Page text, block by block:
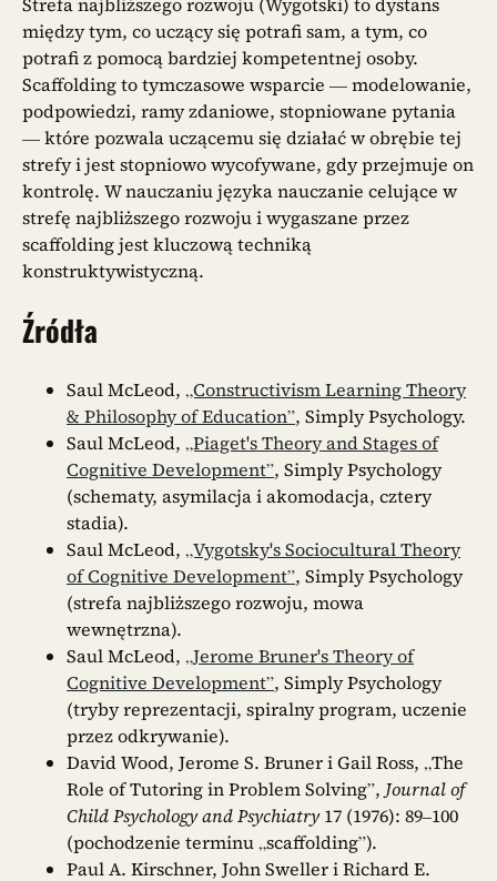
między tym, co uczący się potrafi sam, a tym, co
potrafi z pomocą bardziej kompetentnej osoby.
Scaffolding to tymczasowe wsparcie — modelowanie,
podpowiedzi, ramy zdaniowe, stopniowane pytania
— które pozwala uczącemu się działać w obrębie tej
strefy i jest stopniowo wycofywane, gdy przejmuje on
kontrolę. W nauczaniu języka nauczanie celujące w
strefę najbliższego rozwoju i wygaszane przez
scaffolding jest kluczową techniką
konstruktywistyczną.
Źródła
Saul McLeod, „Constructivism Learning Theory
& Philosophy of Education”, Simply Psychology.
Saul McLeod, „Piaget's Theory and Stages of
Cognitive Development”, Simply Psychology
(schematy, asymilacja i akomodacja, cztery
stadia).
Saul McLeod, „Vygotsky's Sociocultural Theory
of Cognitive Development”, Simply Psychology
(strefa najbliższego rozwoju, mowa
wewnętrzna).
Saul McLeod, „Jerome Bruner's Theory of
Cognitive Development”, Simply Psychology
(tryby reprezentacji, spiralny program, uczenie
przez odkrywanie).
David Wood, Jerome S. Bruner i Gail Ross, „The
Role of Tutoring in Problem Solving”,Journal of
Child Psychology and Psychiatry17 (1976): 89–100
(pochodzenie terminu „scaffolding”).
Paul A. Kirschner, John Sweller i Richard E.